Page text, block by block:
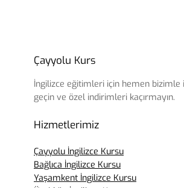
Çayyolu Kurs
İngilizce eğitimleri için hemen bizimle
geçin ve özel indirimleri kaçırmayın.
Hizmetlerimiz
Çayyolu İngilizce Kursu
Bağlıca İngilizce Kursu
Yaşamkent İngilizce Kursu